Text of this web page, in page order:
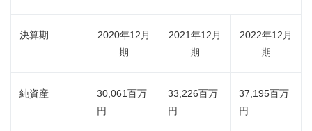
決算期
2020年12月
期
2021年12月
期
2022年12月
期
純資産
30,061百万
円
33,226百万
円
37,195百万
円